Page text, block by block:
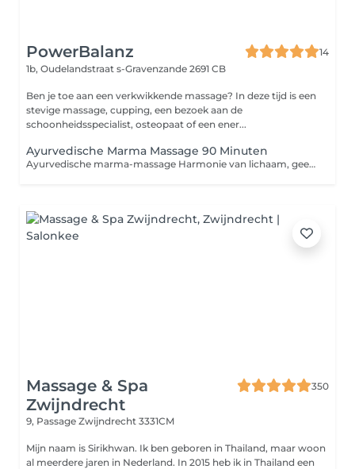
PowerBalanz
14
1b, Oudelandstraat s-Gravenzande 2691 CB
Ben je toe aan een verkwikkende massage? In deze tijd is een
stevige massage, cupping, een bezoek aan de
schoonheidsspecialist, osteopaat of een ener...
Ayurvedische Marma Massage 90 Minuten
Ayurvedische marma-massage Harmonie van lichaam, geest en energie Voel je spanning, stress of een gebrek aan vitaliteit? Ontdek de helende kracht van Ayurveda en de bijzondere werking van marma-punten energetische centra die zorgen voor een vrije stroom van prana. Wat brengt een Marma-massage? Diepe ontspanning en vermindering van stress Vrijmaken van energetische blokkades Betere doorbloeding en versterking van het immuunsysteem Kalmering van het zenuwstelsel en verbeterde slaap Ontgifting en verhoging van je levensenergie De massage wordt uitgevoerd met natuurlijke Ayurvedische oliën, speciaal samengesteld om het in balans brengen van de 3 dosha's. Gun jezelf een moment om lichaam en geest te herstellen.
Massage & Spa
Zwijndrecht
350
9, Passage Zwijndrecht 3331CM
Mijn naam is Sirikhwan. Ik ben geboren in Thailand, maar woon
al meerdere jaren in Nederland. In 2015 heb ik in Thailand een